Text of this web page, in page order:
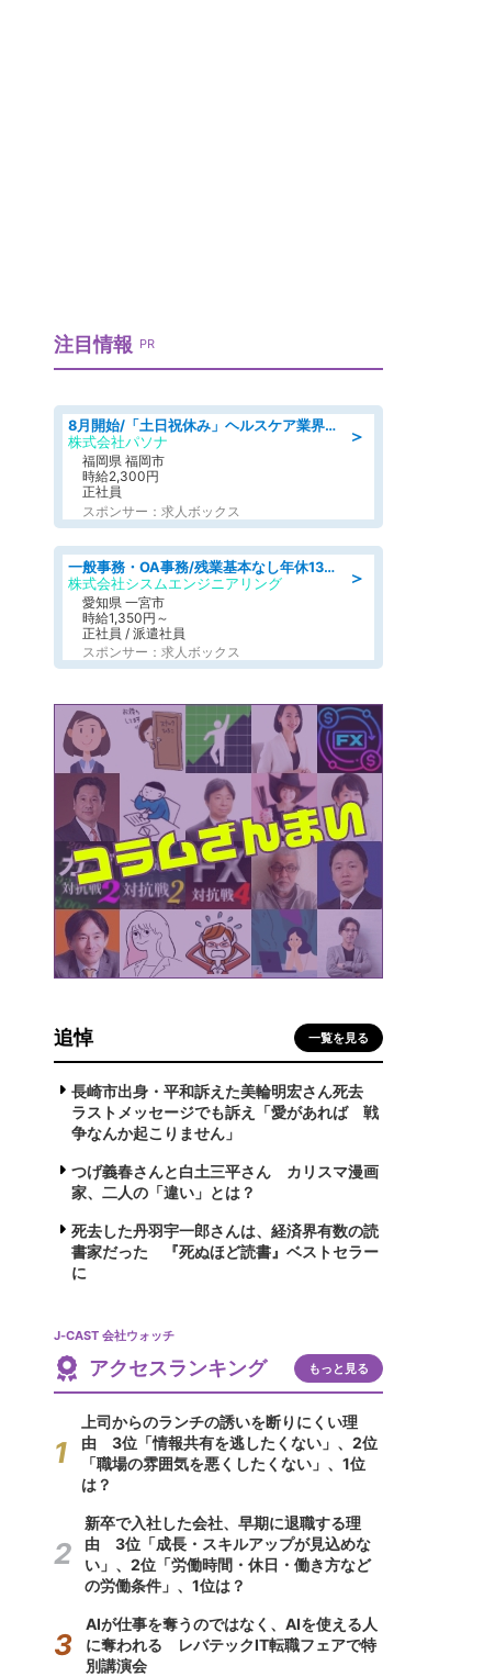
注目情報 PR
＞
8月開始/「土日祝休み」ヘルスケア業界の産業保健師/高時給/未経験OK/要資格:保健師、正看護師
株式会社パソナ
福岡県 福岡市
時給2,300円
正社員
スポンサー：求人ボックス
＞
一般事務・OA事務/残業基本なし年休130日社保完備の一般・調達事務
株式会社シスムエンジニアリング
愛知県 一宮市
時給1,350円～
正社員 / 派遣社員
スポンサー：求人ボックス
追悼 一覧を見る
長崎市出身・平和訴えた美輪明宏さん死去
ラストメッセージでも訴え「愛があれば 戦
争なんか起こりません」
つげ義春さんと白土三平さん カリスマ漫画
家、二人の「違い」とは？
死去した丹羽宇一郎さんは、経済界有数の読
書家だった 『死ぬほど読書』ベストセラー
に
J-CAST 会社ウォッチ
アクセスランキング もっと見る
上司からのランチの誘いを断りにくい理
由 3位「情報共有を逃したくない」、2位
「職場の雰囲気を悪くしたくない」、1位
は？
新卒で入社した会社、早期に退職する理
由 3位「成長・スキルアップが見込めな
い」、2位「労働時間・休日・働き方など
の労働条件」、1位は？
AIが仕事を奪うのではなく、AIを使える人
に奪われる レバテックIT転職フェアで特
別講演会